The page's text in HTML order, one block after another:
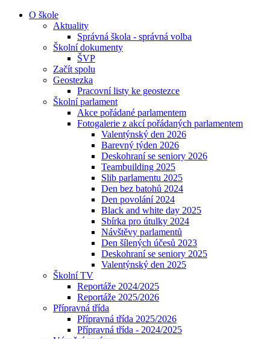
O škole
Aktuality
Správná škola - správná volba
Školní dokumenty
ŠVP
Začít spolu
Geostezka
Pracovní listy ke geostezce
Školní parlament
Akce pořádané parlamentem
Fotogalerie z akcí pořádaných parlamentem
Valentýnský den 2026
Barevný týden 2026
Deskohraní se seniory 2026
Teambuilding 2025
Slib parlamentu 2025
Den bez batohů 2024
Den povolání 2024
Black and white day 2025
Sbírka pro útulky 2024
Návštěvy parlamentů
Den šílených účesů 2023
Deskohraní se seniory 2025
Valentýnský den 2025
Školní TV
Reportáže 2024/2025
Reportáže 2025/2026
Přípravná třída
Přípravná třída 2025/2026
Přípravná třída - 2024/2025